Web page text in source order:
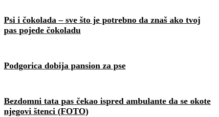
Psi i čokolada – sve što je potrebno da znaš ako tvoj
pas pojede čokoladu
Podgorica dobija pansion za pse
Bezdomni tata pas čekao ispred ambulante da se okote
njegovi štenci (FOTO)